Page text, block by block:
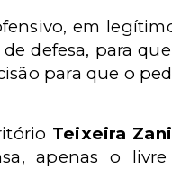
em
defesa, para
para que o
Teixeira
apenas o